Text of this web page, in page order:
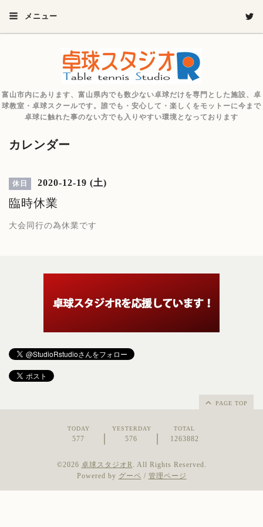
メニュー
富山市内にあります、富山県内でも数少ない卓球だけを専門とした施設、卓
球教室・卓球スクールです。誰でも・安心して・楽しくをモットーに今まで
卓球に触れた事のない方でも入りやすい環境となっております
カレンダー
休日 2020-12-19 (土)
臨時休業
大会同行の為休業です
PAGE TOP
TODAY
577
YESTERDAY
576
TOTAL
1263882
©2026 卓球スタジオR. All Rights Reserved.
Powered by グーペ / 管理ページ